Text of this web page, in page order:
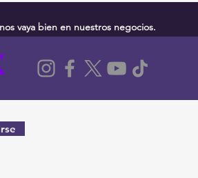
vaya bien en nuestros negocios.